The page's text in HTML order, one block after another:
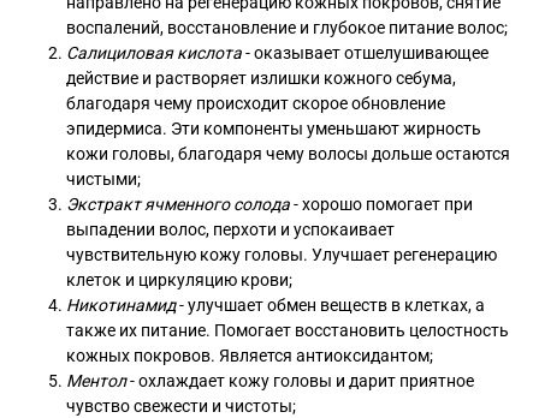
воспалений, восстановление и глубокое питание волос;
Салициловая кислота- оказывает отшелушивающее
действие и растворяет излишки кожного себума,
благодаря чему происходит скорое обновление
эпидермиса. Эти компоненты уменьшают жирность
кожи головы, благодаря чему волосы дольше остаются
чистыми;
Экстракт ячменного солода- хорошо помогает при
выпадении волос, перхоти и успокаивает
чувствительную кожу головы. Улучшает регенерацию
клеток и циркуляцию крови;
Никотинамид- улучшает обмен веществ в клетках, а
также их питание. Помогает восстановить целостность
кожных покровов. Является антиоксидантом;
Ментол- охлаждает кожу головы и дарит приятное
чувство свежести и чистоты;